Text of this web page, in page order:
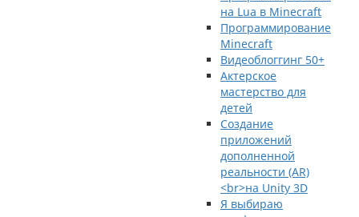
на Lua в Minecraft
Программирование
Minecraft
Видеоблоггинг 50+
Актерское
мастерство для
детей
Создание
приложений
дополненной
реальности (AR)
<br>на Unity 3D
Я выбираю